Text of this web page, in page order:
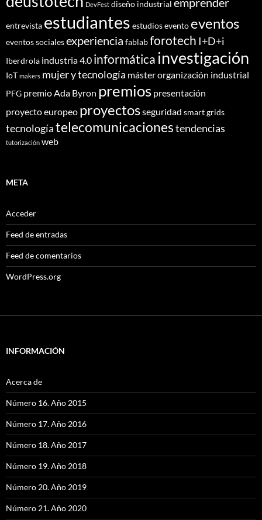
DevFest diseño industrial
entrevista estudiantes estudiosevento eventos
eventos socialesexperiencia fablabforotech I+D+i
Iberdrola industria 4.0 informática investigación
IoT makers mujer y tecnología másterorganización industrial
PFG premio Ada Byron premios presentación
proyecto europeo proyectosseguridad smart grids
tecnologíatelecomunicacionestendencias
tutorización web
META
Acceder
Feed de entradas
Feed de comentarios
WordPress.org
INFORMACIÓN
Acerca de
Número 16. Año 2015
Número 17. Año 2016
Número 18. Año 2017
Número 19. Año 2018
Número 20. Año 2019
Número 21. Año 2020